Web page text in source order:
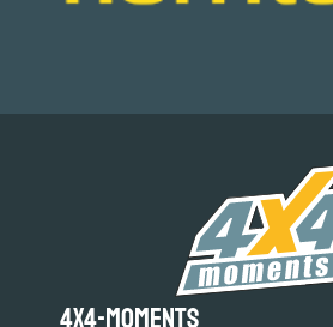
4x4-moments